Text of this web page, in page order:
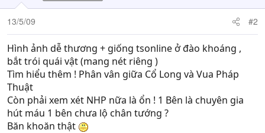
13/5/09 #2
Hình ảnh dễ thương + giống tsonline ở đào khoáng ,
bắt trói quái vật (mang nét riêng )
Tìm hiểu thêm ! Phân vân giữa Cổ Long và Vua Pháp
Thuật
Còn phải xem xét NHP nữa là ổn ! 1 Bên là chuyên gia
hút máu 1 bên chưa lộ chân tướng ?
Băn khoăn thật